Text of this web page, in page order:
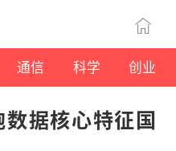
通信 科学 创业
据核心特征国